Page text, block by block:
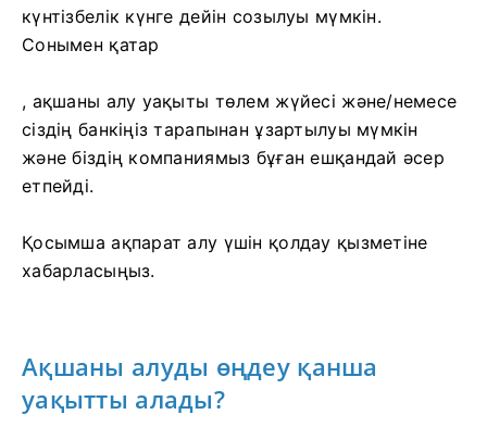
күнтізбелік күнге дейін созылуы мүмкін.
Сонымен қатар
, ақшаны алу уақыты төлем жүйесі және/немесе
сіздің банкіңіз тарапынан ұзартылуы мүмкін
және біздің компаниямыз бұған ешқандай әсер
етпейді.
Қосымша ақпарат алу үшін қолдау қызметіне
хабарласыңыз.
Ақшаны алуды өңдеу қанша
уақытты алады?